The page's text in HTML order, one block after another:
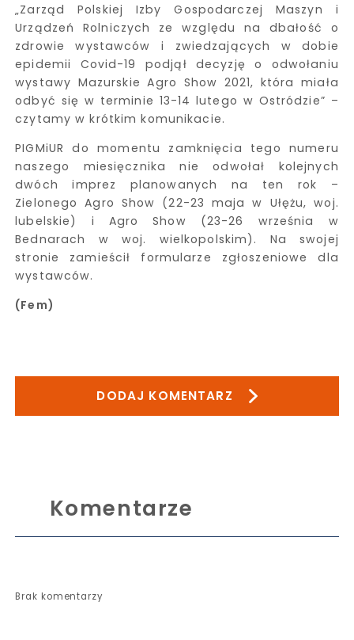
„Zarząd Polskiej Izby Gospodarczej Maszyn i
Urządzeń Rolniczych ze względu na dbałość o
zdrowie wystawców i zwiedzających w dobie
epidemii Covid-19 podjął decyzję o odwołaniu
wystawy Mazurskie Agro Show 2021, która miała
odbyć się w terminie 13-14 lutego w Ostródzie” –
czytamy w krótkim komunikacie.
PIGMiUR do momentu zamknięcia tego numeru
naszego miesięcznika nie odwołał kolejnych
dwóch imprez planowanych na ten rok –
Zielonego Agro Show (22-23 maja w Ułężu, woj.
lubelskie) i Agro Show (23-26 września w
Bednarach w woj. wielkopolskim). Na swojej
stronie zamieścił formularze zgłoszeniowe dla
wystawców.
(Fem)
DODAJ KOMENTARZ
Komentarze
Brak komentarzy